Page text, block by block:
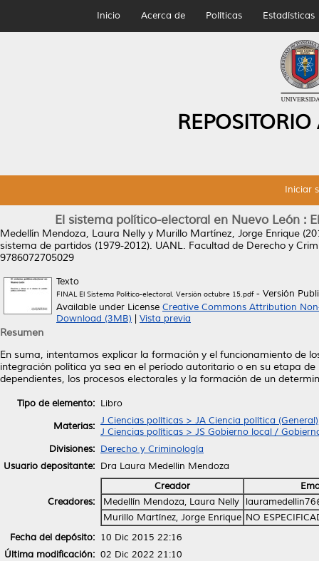
Inicio Acerca de Políticas Estadísticas
Iniciar
El sistema político-electoral en Nuevo León :
Medellín Mendoza, Laura Nelly y Murillo Martínez, Jorge Enrique
sistema de partidos (1979-2012). UANL. Facultad de Derecho y
9786072705029
Texto
FINAL El Sistema Político-electoral. Versión octubre 15.pdf- Versión
Available under License Creative Commons Attribution
Download (3MB)
Vista previa
Resumen
En suma, intentamos explicar la formación y el funcionamiento de
integración política ya sea en el período autoritario o en su etapa
dependientes, los procesos electorales y la formación de un
Tipo de elemento: Libro
Materias: J Ciencias políticas > JA Ciencia política (General)
J Ciencias políticas > JS Gobierno local /
Divisiones: Derecho y Criminología
Usuario depositante: Dra Laura Medellin Mendoza
Creadores:
Creador
Medellín Mendoza, Laura Nelly
Murillo Martínez, Jorge Enrique NO
Fecha del depósito: 10 Dic 2015 22:16
Última modificación: 02 Dic 2022 21:10